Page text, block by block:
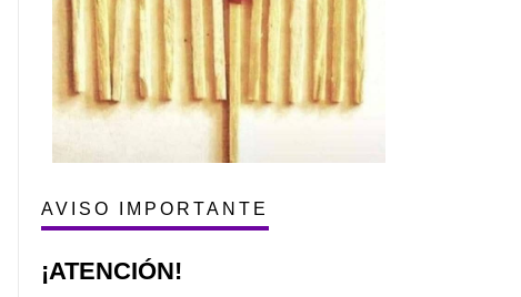
AVISO IMPORTANTE
¡ATENCIÓN!